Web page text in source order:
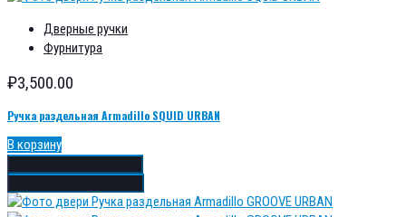
Дверные ручки
Фурнитура
₽3,500.00
Ручка раздельная Armadillo SQUID URBAN
В корзину